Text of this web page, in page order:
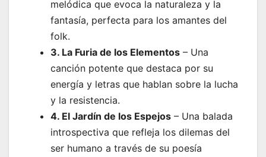
melódica que evoca la naturaleza y la
fantasía, perfecta para los amantes del
folk.
3. La Furia de los Elementos – Una
canción potente que destaca por su
energía y letras que hablan sobre la lucha
y la resistencia.
4. El Jardín de los Espejos – Una balada
introspectiva que refleja los dilemas del
ser humano a través de su poesía